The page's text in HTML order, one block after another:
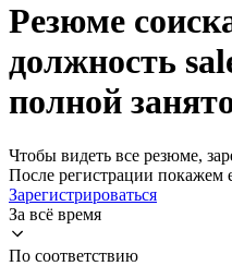
Резюме
должность
полной
Чтобы видеть все резюме,
После регистрации покажем
Зарегистрироваться
За всё время
По соответствию